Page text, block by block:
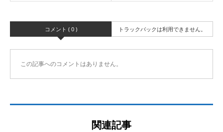
コメント ( 0 ) トラックバックは利用できません。
この記事へのコメントはありません。
関連記事